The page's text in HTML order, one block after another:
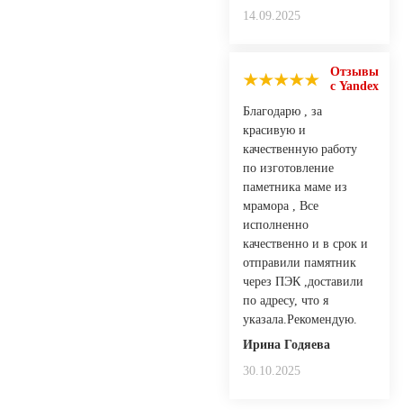
14.09.2025
Отзывы
с Yandex
Благодарю , за
красивую и
качественную работу
по изготовление
паметника маме из
мрамора , Все
исполненно
качественно и в срок и
отправили памятник
через ПЭК ,доставили
по адресу, что я
указала.Рекомендую.
Ирина Годяева
30.10.2025